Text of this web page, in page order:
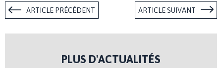
ARTICLE PRÉCÉDENT ARTICLE SUIVANT
PLUS D'ACTUALITÉS